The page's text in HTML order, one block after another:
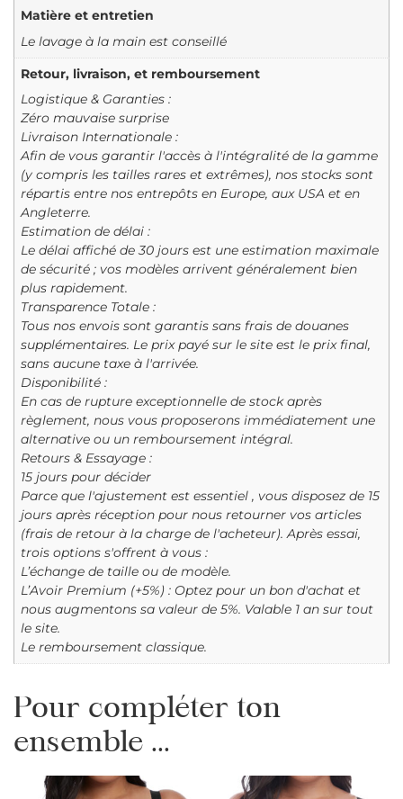
Matière et entretien
Le lavage à la main est conseillé
Retour, livraison, et remboursement
Logistique & Garanties :
Zéro mauvaise surprise
Livraison Internationale :
Afin de vous garantir l'accès à l'intégralité de la gamme
(y compris les tailles rares et extrêmes), nos stocks sont
répartis entre nos entrepôts en Europe, aux USA et en
Angleterre.
Estimation de délai :
Le délai affiché de 30 jours est une estimation maximale
de sécurité ; vos modèles arrivent généralement bien
plus rapidement.
Transparence Totale :
Tous nos envois sont garantis sans frais de douanes
supplémentaires. Le prix payé sur le site est le prix final,
sans aucune taxe à l'arrivée.
Disponibilité :
En cas de rupture exceptionnelle de stock après
règlement, nous vous proposerons immédiatement une
alternative ou un remboursement intégral.
Retours & Essayage :
15 jours pour décider
Parce que l'ajustement est essentiel , vous disposez de 15
jours après réception pour nous retourner vos articles
(frais de retour à la charge de l'acheteur). Après essai,
trois options s'offrent à vous :
L’échange de taille ou de modèle.
L’Avoir Premium (+5%) : Optez pour un bon d'achat et
nous augmentons sa valeur de 5%. Valable 1 an sur tout
le site.
Le remboursement classique.
Pour compléter ton
ensemble ...